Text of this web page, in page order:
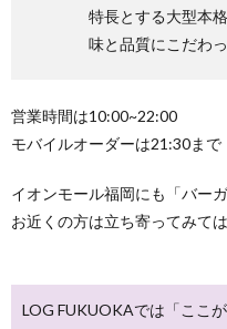
特長とする大型本
味と品質にこだわ
営業時間は10:00~22:00
モバイルオーダーは21:30まで
イオンモール福岡にも「バー
お近くの方は立ち寄ってみて
LOG FUKUOKAでは「ここ